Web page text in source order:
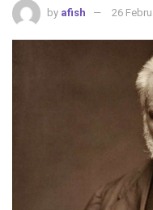
by afish 26